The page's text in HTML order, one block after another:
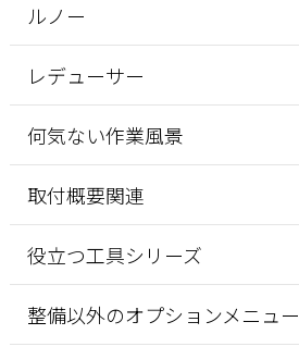
ルノー
レデューサー
何気ない作業風景
取付概要関連
役立つ工具シリーズ
整備以外のオプションメニュー